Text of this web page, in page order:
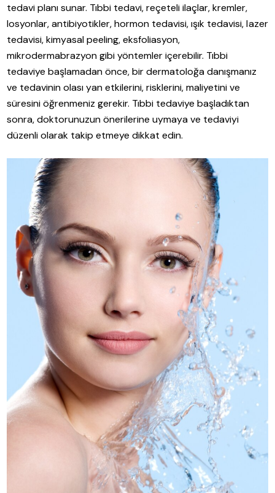
tedavi planı sunar. Tıbbi tedavi, reçeteli ilaçlar, kremler,
losyonlar, antibiyotikler, hormon tedavisi, ışık tedavisi, lazer
tedavisi, kimyasal peeling, eksfoliasyon,
mikrodermabrazyon gibi yöntemler içerebilir. Tıbbi
tedaviye başlamadan önce, bir dermatoloğa danışmanız
ve tedavinin olası yan etkilerini, risklerini, maliyetini ve
süresini öğrenmeniz gerekir. Tıbbi tedaviye başladıktan
sonra, doktorunuzun önerilerine uymaya ve tedaviyi
düzenli olarak takip etmeye dikkat edin.